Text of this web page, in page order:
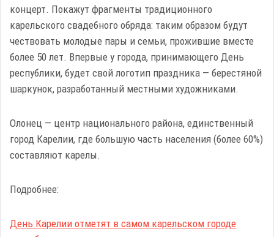
концерт. Покажут фрагменты традиционного
карельского свадебного обряда: таким образом будут
чествовать молодые пары и семьи, прожившие вместе
более 50 лет. Впервые у города, принимающего День
республики, будет свой логотип праздника — берестяной
шаркунок, разработанный местными художниками.
Олонец — центр национального района, единственный
город Карелии, где большую часть населения (более 60%)
составляют карелы.
Подробнее:
День Карелии отметят в самом карельском городе